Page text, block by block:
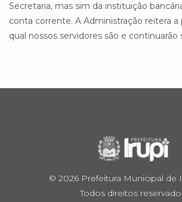
Secretaria, mas sim da instituição
conta corrente. A Administração reitera
qual nossos servidores são e continuarão
© 2026 Prefeitura Municipal de
Todos direitos